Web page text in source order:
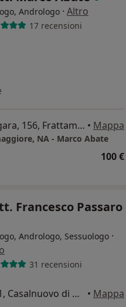
Andrologo · Altro
17 recensioni
Via Padre Mario Vergara, 156, Frattamaggiore • Mappa
NA - Marco Abate
100 €
Francesco Passaro
Andrologo, Sessuologo ·
31 recensioni
Corso Umberto I, 361, Casalnuovo di Napoli • Mappa